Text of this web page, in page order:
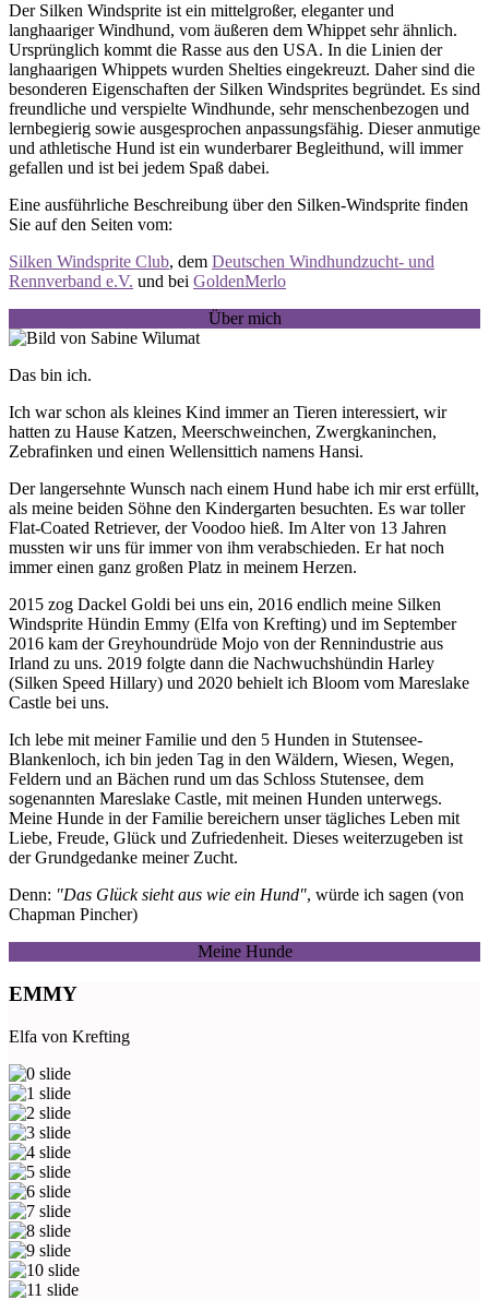
Der Silken Windsprite ist ein mittelgroßer, eleganter und
langhaariger Windhund, vom äußeren dem Whippet sehr ähnlich.
Ursprünglich kommt die Rasse aus den USA. In die Linien der
langhaarigen Whippets wurden Shelties eingekreuzt. Daher sind die
besonderen Eigenschaften der Silken Windsprites begründet. Es sind
freundliche und verspielte Windhunde, sehr menschenbezogen und
lernbegierig sowie ausgesprochen anpassungsfähig. Dieser anmutige
und athletische Hund ist ein wunderbarer Begleithund, will immer
gefallen und ist bei jedem Spaß dabei.
Eine ausführliche Beschreibung über den Silken-Windsprite finden
Sie auf den Seiten vom:
Silken Windsprite Club, dem Deutschen Windhundzucht- und
Rennverband e.V. und bei GoldenMerlo
Über mich
Das bin ich.
Ich war schon als kleines Kind immer an Tieren interessiert, wir
hatten zu Hause Katzen, Meerschweinchen, Zwergkaninchen,
Zebrafinken und einen Wellensittich namens Hansi.
Der langersehnte Wunsch nach einem Hund habe ich mir erst erfüllt,
als meine beiden Söhne den Kindergarten besuchten. Es war toller
Flat-Coated Retriever, der Voodoo hieß. Im Alter von 13 Jahren
mussten wir uns für immer von ihm verabschieden. Er hat noch
immer einen ganz großen Platz in meinem Herzen.
2015 zog Dackel Goldi bei uns ein, 2016 endlich meine Silken
Windsprite Hündin Emmy (Elfa von Krefting) und im September
2016 kam der Greyhoundrüde Mojo von der Rennindustrie aus
Irland zu uns. 2019 folgte dann die Nachwuchshündin Harley
(Silken Speed Hillary) und 2020 behielt ich Bloom vom Mareslake
Castle bei uns.
Ich lebe mit meiner Familie und den 5 Hunden in Stutensee-
Blankenloch, ich bin jeden Tag in den Wäldern, Wiesen, Wegen,
Feldern und an Bächen rund um das Schloss Stutensee, dem
sogenannten Mareslake Castle, mit meinen Hunden unterwegs.
Meine Hunde in der Familie bereichern unser tägliches Leben mit
Liebe, Freude, Glück und Zufriedenheit. Dieses weiterzugeben ist
der Grundgedanke meiner Zucht.
Denn: "Das Glück sieht aus wie ein Hund", würde ich sagen (von
Chapman Pincher)
Meine Hunde
EMMY
Elfa von Krefting